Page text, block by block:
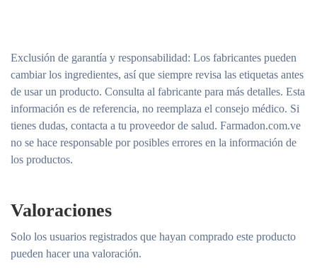
Exclusión de garantía y responsabilidad: Los fabricantes pueden
cambiar los ingredientes, así que siempre revisa las etiquetas antes
de usar un producto. Consulta al fabricante para más detalles. Esta
información es de referencia, no reemplaza el consejo médico. Si
tienes dudas, contacta a tu proveedor de salud. Farmadon.com.ve
no se hace responsable por posibles errores en la información de
los productos.
Valoraciones
Solo los usuarios registrados que hayan comprado este producto
pueden hacer una valoración.